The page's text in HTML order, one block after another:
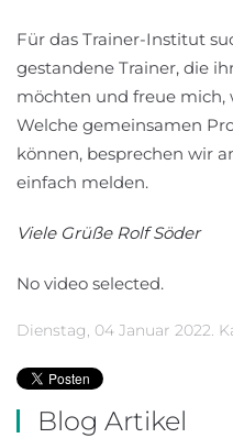
Für das Trainer-Institut
gestandene Trainer, die
möchten und freue mich,
Welche gemeinsamen
können, besprechen wir
einfach melden.
Viele Grüße Rolf Söder
No video selected.
Dienstag, 04 Januar 2022.
Blog Artikel